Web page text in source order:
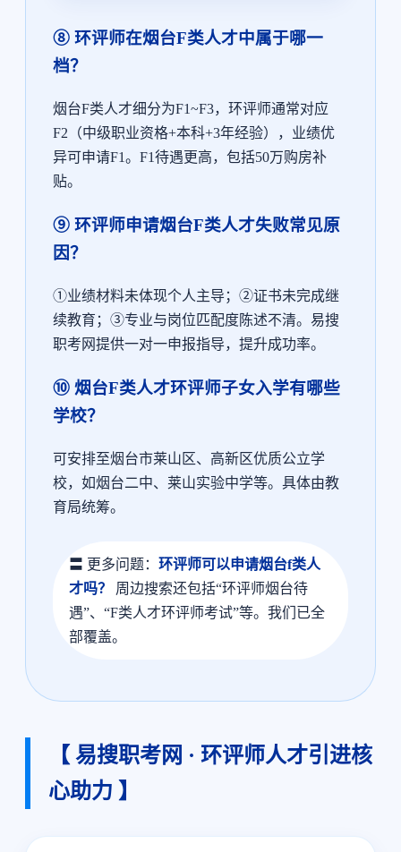
⑧ 环评师在烟台F类人才中属于哪一
档？
烟台F类人才细分为F1~F3，环评师通常对应
F2（中级职业资格+本科+3年经验），业绩优
异可申请F1。F1待遇更高，包括50万购房补
贴。
⑨ 环评师申请烟台F类人才失败常见原
因？
①业绩材料未体现个人主导；②证书未完成继
续教育；③专业与岗位匹配度陈述不清。易搜
职考网提供一对一申报指导，提升成功率。
⑩ 烟台F类人才环评师子女入学有哪些
学校？
可安排至烟台市莱山区、高新区优质公立学
校，如烟台二中、莱山实验中学等。具体由教
育局统筹。
〓 更多问题： 环评师可以申请烟台f类人
才吗？
周边搜索还包括“环评师烟台待
遇”、“F类人才环评师考试”等。我们已全
部覆盖。
【 易搜职考网 · 环评师人才引进核
心助力 】